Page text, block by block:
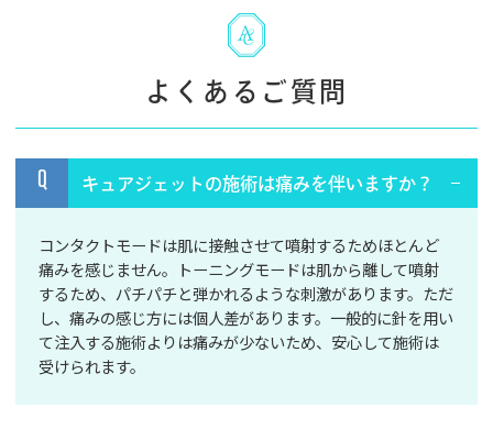
よくあるご質問
Q キュアジェットの施術は痛みを伴いますか？
コンタクトモードは肌に接触させて噴射するためほとんど
痛みを感じません。トーニングモードは肌から離して噴射
するため、パチパチと弾かれるような刺激があります。ただ
し、痛みの感じ方には個人差があります。一般的に針を用い
て注入する施術よりは痛みが少ないため、安心して施術は
受けられます。